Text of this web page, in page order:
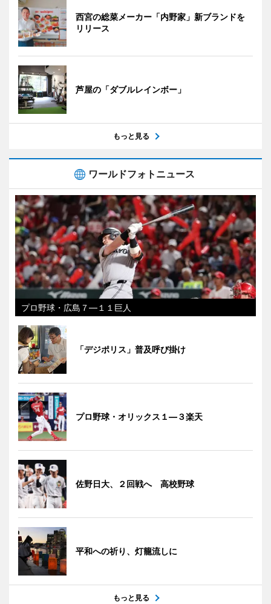
西宮の総菜メーカー「内野家」新ブランドを
リリース
芦屋の「ダブルレインボー」
もっと見る
ワールドフォトニュース
プロ野球・広島７―１１巨人
「デジポリス」普及呼び掛け
プロ野球・オリックス１―３楽天
佐野日大、２回戦へ 高校野球
平和への祈り、灯籠流しに
もっと見る